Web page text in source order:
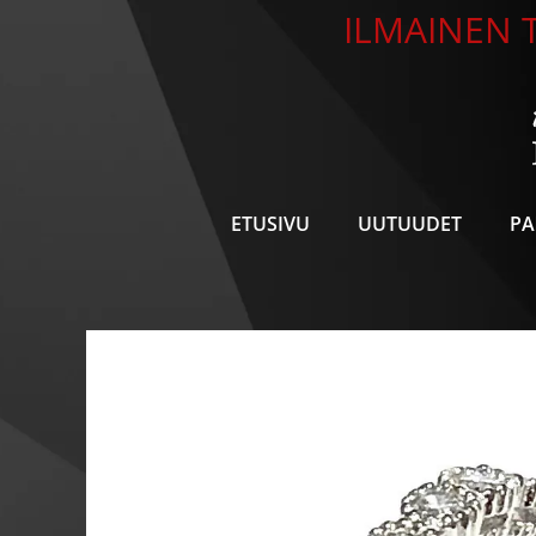
ILMAINEN
ETUSIVU UUTUUDET